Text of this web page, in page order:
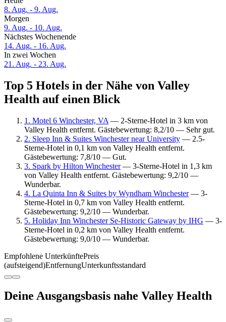
8. Aug. - 9. Aug.
Morgen
9. Aug. - 10. Aug.
Nächstes Wochenende
14. Aug. - 16. Aug.
In zwei Wochen
21. Aug. - 23. Aug.
Top 5 Hotels in der Nähe von Valley
Health auf einen Blick
1. Motel 6 Winchester, VA — 2-Sterne-Hotel in 3 km von
Valley Health entfernt. Gästebewertung: 8,2/10 — Sehr gut.
2. Sleep Inn & Suites Winchester near University — 2.5-
Sterne-Hotel in 0,1 km von Valley Health entfernt.
Gästebewertung: 7,8/10 — Gut.
3. Spark by Hilton Winchester— 3-Sterne-Hotel in 1,3 km
von Valley Health entfernt. Gästebewertung: 9,2/10 —
Wunderbar.
4. La Quinta Inn & Suites by Wyndham Winchester— 3-
Sterne-Hotel in 0,7 km von Valley Health entfernt.
Gästebewertung: 9,2/10 — Wunderbar.
5. Holiday Inn Winchester Se-Historic Gateway by IHG — 3-
Sterne-Hotel in 0,2 km von Valley Health entfernt.
Gästebewertung: 9,0/10 — Wunderbar.
Empfohlene UnterkünftePreis
(aufsteigend)EntfernungUnterkunftsstandard
Deine Ausgangsbasis nahe Valley Health